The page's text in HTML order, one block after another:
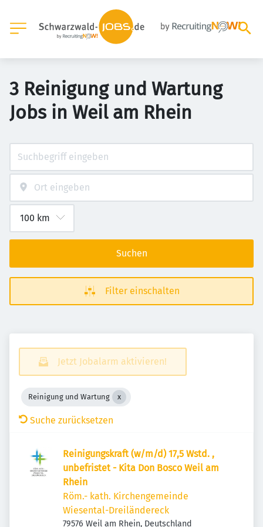
3 Reinigung und Wartung
Jobs in Weil am Rhein
Suchen
Filter einschalten
Jetzt Jobalarm aktivieren!
Reinigung und Wartung
Suche zurücksetzen
Reinigungskraft (w/m/d) 17,5 Wstd. ,
unbefristet - Kita Don Bosco Weil am
Rhein
Röm.- kath. Kirchengemeinde
Wiesental-Dreiländereck
79576 Weil am Rhein, Deutschland